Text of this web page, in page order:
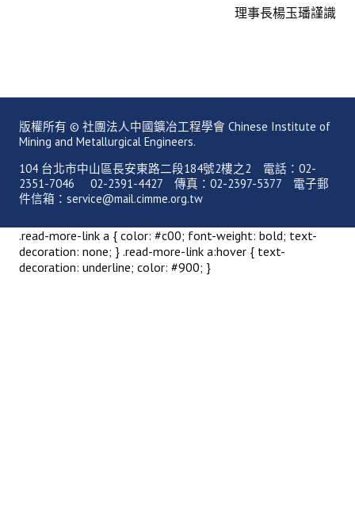
理事長楊玉璠謹識
版權所有 © 社團法人中國鑛冶工程學會 Chinese Institute of
Mining and Metallurgical Engineers.
104 台北市中山區長安東路二段184號2樓之2 電話：02-
2351-7046 02-2391-4427 傳真：02-2397-5377 電子郵
件信箱：service@mail.cimme.org.tw
.read-more-link a { color: #c00; font-weight: bold; text-
decoration: none; } .read-more-link a:hover { text-
decoration: underline; color: #900; }